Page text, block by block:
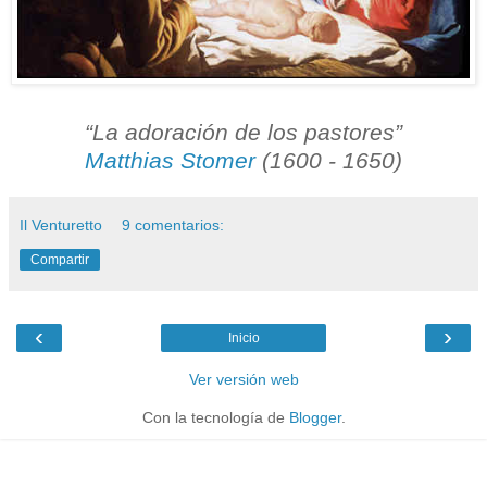
“La adoración de los pastores”
Matthias Stomer(1600 - 1650)
Il Venturetto 9 comentarios:
Compartir
‹ ›
Inicio
Ver versión web
Con la tecnología de Blogger.